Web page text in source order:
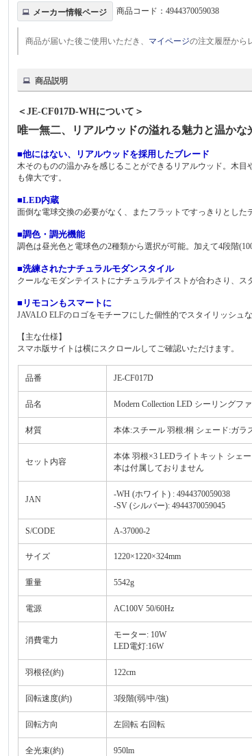
メーカー情報ページ 商品コード：4944370059038
商品が届いた後ご使用いただき、 マイページの注文履歴から
商品説明
＜JE-CF017D-WHについて＞
唯一無二、リアルウッドの溢れる魅力と温かな
■他にはない、リアルウッドを採用したブレード
木そのものの温かみを感じることができるリアルウッド。木
も偉大です。
■LED内蔵
面倒な電球交換の必要がなく、またフラットですっきりとした
■調色・調光機能
調色は昼光色と電球色の2種類から選択が可能。加えて4段階
■洗練されたナチュラルモダンスタイル
クールなモダンテイストにナチュラルテイストが合わさり、
■リモコンもスマートに
JAVALO ELFのロゴをモチーフにした個性的でスタイリッシュ
【主な仕様】
スマホ版サイトは横にスクロールしてご確認いただけます。
品番 JE-CF017D
品名 Modern Collection LED シーリングフ
材質 本体:スチール 羽根:桐 シェード:ガラ
セット内容
本体 羽根×3 LEDライトキット シェ
本は付属しておりません
JAN
-WH (ホワイト) : 4944370059038
-SV (シルバー): 4944370059045
S/CODE A-37000-2
サイズ 1220×1220×324mm
重量 5542g
電源 AC100V 50/60Hz
消費電力
モーター: 10W
LED電灯:16W
羽根径(約) 122cm
回転速度(約) 3段階(弱/中/強)
回転方向 左回転 右回転
全光束(約) 950lm